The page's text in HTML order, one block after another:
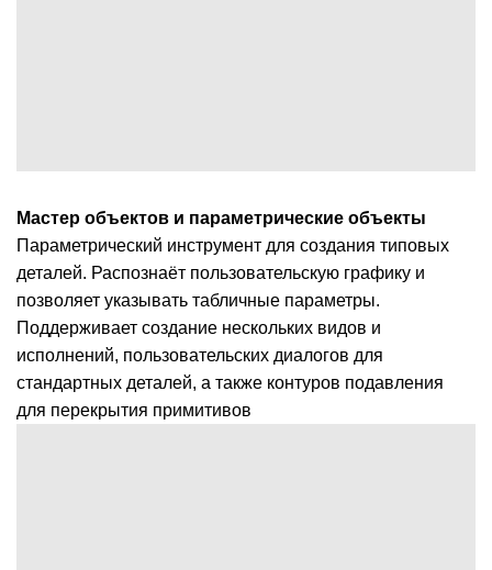
Мастер объектов и параметрические объекты
Параметрический инструмент для создания типовых
деталей. Распознаёт пользовательскую графику и
позволяет указывать табличные параметры.
Поддерживает создание нескольких видов и
исполнений, пользовательских диалогов для
стандартных деталей, а также контуров подавления
для перекрытия примитивов